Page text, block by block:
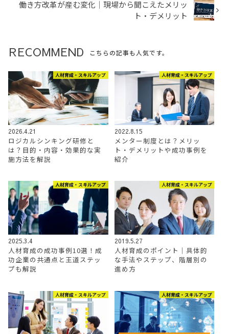
働き方改革が産む変化│現場から聞こえたメリッ
ト・デメリット
RECOMMEND こちらの記事も人気です。
人材育成・スキルアップ
2026.4.21
ロジカルシンキング研修と
は？目的・内容・効果的な実
施方法を解説
人材育成・スキルアップ
2022.8.15
メンター制度とは？メリッ
ト・デメリットや成功事例を
紹介
人材育成・スキルアップ
2025.3.4
人材育成の成功事例10選！成
功企業の共通点と王道ステッ
プも解説
人材育成・スキルアップ
2019.5.27
人材育成のポイント｜具体的
な手法やステップ、階層別の
進め方
人材育成・スキルアップ 人材育成・スキルアップ